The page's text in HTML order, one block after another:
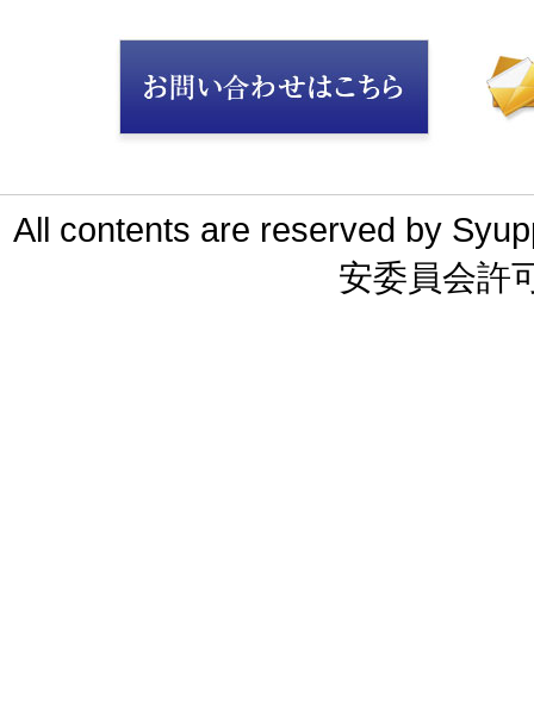
All contents are reserved by
安委員会許